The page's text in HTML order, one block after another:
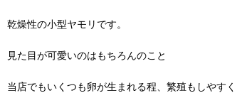
乾燥性の小型ヤモリです。
見た目が可愛いのはもちろんのこと
当店でもいくつも卵が生まれる程、繁殖もしやすく